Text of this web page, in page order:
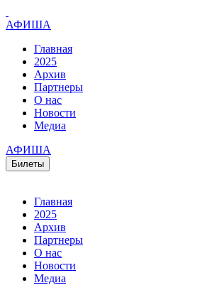
АФИША
Главная
2025
Архив
Партнеры
О нас
Новости
Медиа
АФИША
Билеты
Главная
2025
Архив
Партнеры
О нас
Новости
Медиа